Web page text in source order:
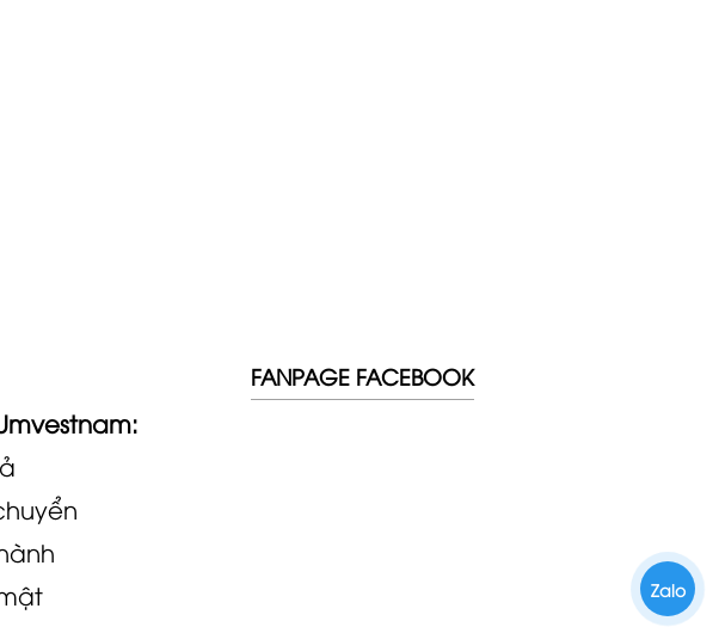
FANPAGE FACEBOOK
Zalo